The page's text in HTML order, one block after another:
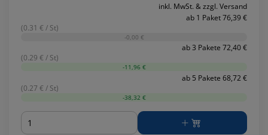
inkl. MwSt. & zzgl. Versand
ab 1 Paket 76,39 €
(0.31 € / St)
-0,00 €
ab 3 Pakete 72,40 €
(0.29 € / St)
-11,96 €
ab 5 Pakete 68,72 €
(0.27 € / St)
-38,32 €
Menge